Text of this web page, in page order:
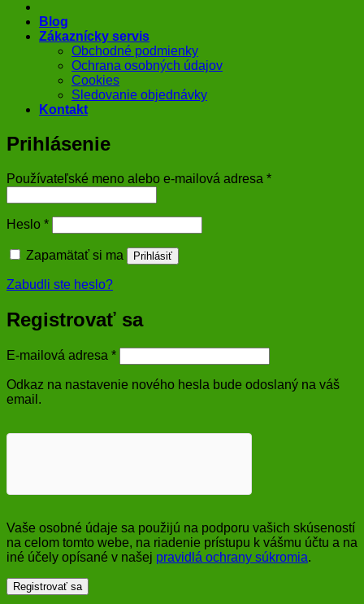
Blog
Zákaznícky servis
Obchodné podmienky
Ochrana osobných údajov
Cookies
Sledovanie objednávky
Kontakt
Prihlásenie
Používateľské meno alebo e-mailová adresa *Povinné
Heslo *Povinné
Zapamätať si ma Prihlásiť
Zabudli ste heslo?
Registrovať sa
E-mailová adresa *Povinné
Odkaz na nastavenie nového hesla bude odoslaný na váš
email.
Vaše osobné údaje sa použijú na podporu vašich skúseností
na celom tomto webe, na riadenie prístupu k vášmu účtu a na
iné účely opísané v našej pravidlá ochrany súkromia.
Registrovať sa